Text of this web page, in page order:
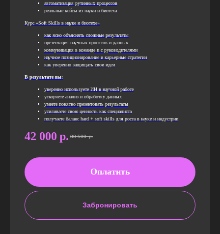
автоматизация рутинных процессов
реальные кейсы из науки и биотеха
Курс «Soft Skills в науке и биотехе»
как ясно объяснять сложные результаты
презентация научных проектов и данных
коммуникация в команде и с руководителями
научное позиционирование и карьерные стратегии
как уверенно защищать свои идеи
В результате вы:
уверенно используете ИИ в научной работе
ускоряете анализ и обработку данных
умеете понятно презентовать результаты
усиливаете свою ценность как специалиста
получаете баланс hard + soft skills для роста в науке и индустрии
42 000 р. 80 500 р.
Оплатить
Забронировать